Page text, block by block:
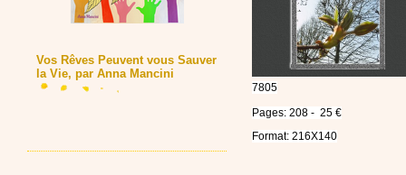
Vos Rêves Peuvent vous Sauver
la Vie, par Anna Mancini
7805
Pages: 208 - 25 €
Format: 216X140